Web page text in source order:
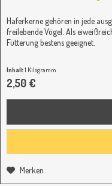
Haferkerne gehören in jede
freilebende Vögel. Als
Fütterung bestens geeignet.
Inhalt1 Kilogramm
2,50 €
Merken